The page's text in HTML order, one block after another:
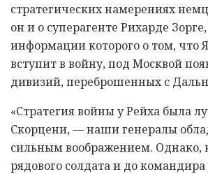
стратегических намерениях
он и о суперагенте Рихарде
информации которого о том, что
вступит в войну, под Москвой
дивизий, переброшенных с
«Стратегия войны у Рейха была
Скорцени, — наши генералы
сильным воображением. Однако,
рядового солдата и до